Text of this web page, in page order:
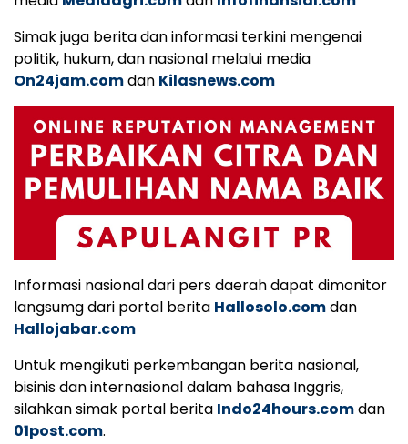
Simak juga berita dan informasi terkini mengenai
politik, hukum, dan nasional melalui media
On24jam.comdan Kilasnews.com
Informasi nasional dari pers daerah dapat dimonitor
langsumg dari portal berita Hallosolo.comdan
Hallojabar.com
Untuk mengikuti perkembangan berita nasional,
bisinis dan internasional dalam bahasa Inggris,
silahkan simak portal berita Indo24hours.comdan
01post.com.